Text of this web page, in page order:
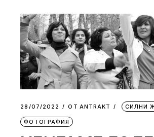
28/07/2022 ОТ АNTRAKT СИЛНИ
ФОТОГРАФИЯ